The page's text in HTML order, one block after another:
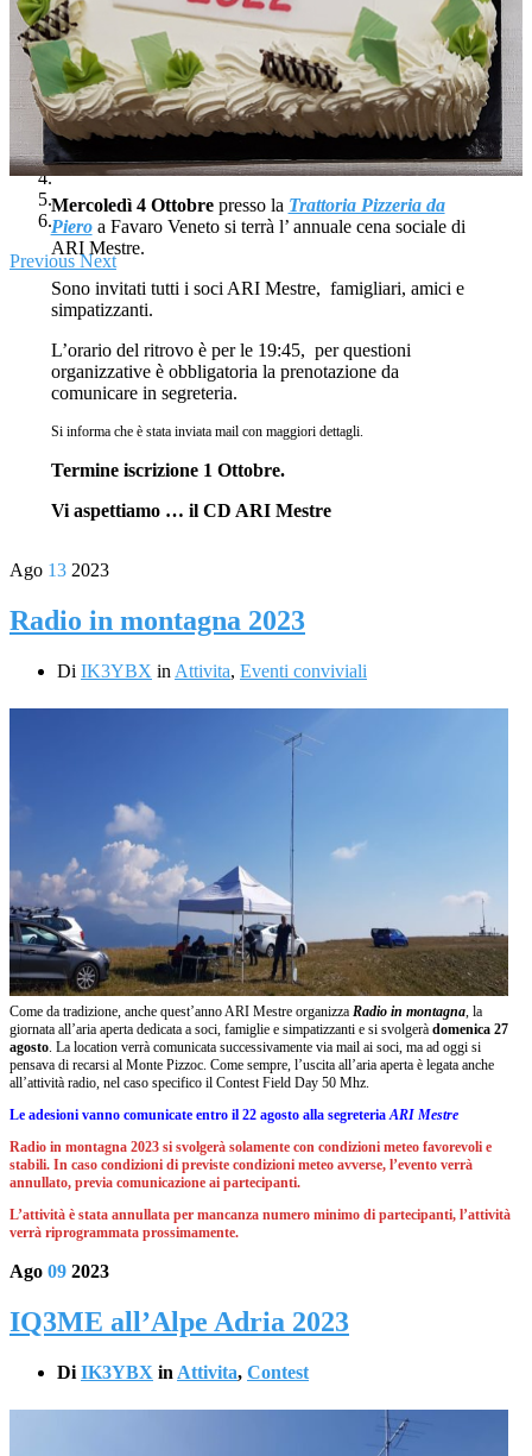
Previous Next
Mercoledì 4 Ottobrepresso la Trattoria Pizzeria da
Pieroa Favaro Veneto si terrà l’ annuale cena sociale di
ARI Mestre.
Sono invitati tutti i soci ARI Mestre, famigliari, amici e
simpatizzanti.
L’orario del ritrovo è per le 19:45, per questioni
organizzative è obbligatoria la prenotazione da
comunicare in segreteria.
Si informa che è stata inviata mail con maggiori dettagli.
Termine iscrizione 1 Ottobre.
Vi aspettiamo … il CD ARI Mestre
Ago 13 2023
Radio in montagna 2023
Di IK3YBX in Attivita, Eventi conviviali
Come da tradizione, anche quest’anno ARI Mestre organizza Radio in montagna, la
giornata all’aria aperta dedicata a soci, famiglie e simpatizzanti e si svolgerà domenica 27
agosto. La location verrà comunicata successivamente via mail ai soci, ma ad oggi si
pensava di recarsi al Monte Pizzoc. Come sempre, l’uscita all’aria aperta è legata anche
all’attività radio, nel caso specifico il Contest Field Day 50 Mhz.
Le adesioni vanno comunicate entro il 22 agosto alla segreteriaARI Mestre
Radio in montagna 2023 si svolgerà solamente con condizioni meteo favorevoli e
stabili. In caso condizioni di previste condizioni meteo avverse, l’evento verrà
annullato, previa comunicazione ai partecipanti.
L’attività è stata annullata per mancanza numero minimo di partecipanti, l’attività
verrà riprogrammata prossimamente.
Ago 09 2023
IQ3ME all’Alpe Adria 2023
Di IK3YBX in Attivita, Contest